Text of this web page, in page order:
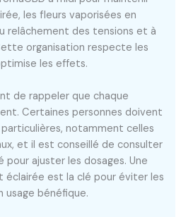
les fleurs vaporisées en
relâchement des tensions et à
organisation respecte les
les effets.
de rappeler que chaque
Certaines personnes doivent
notamment celles
et il est conseillé de consulter
pour ajuster les dosages. Une
est la clé pour éviter les
usage bénéfique.